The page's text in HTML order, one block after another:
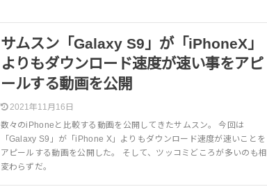
サムスン「Galaxy S9」が「iPhoneX」
よりもダウンロード速度が速い事をアピ
ールする動画を公開
2021年11月16日
数々のiPhoneと比較する動画を公開してきたサムスン。 今回は
「Galaxy S9」が「iPhone X」よりもダウンロード速度が速いことを
アピールする動画を公開した。 そして、ツッコミどころが多いのも相
変わらずだ。